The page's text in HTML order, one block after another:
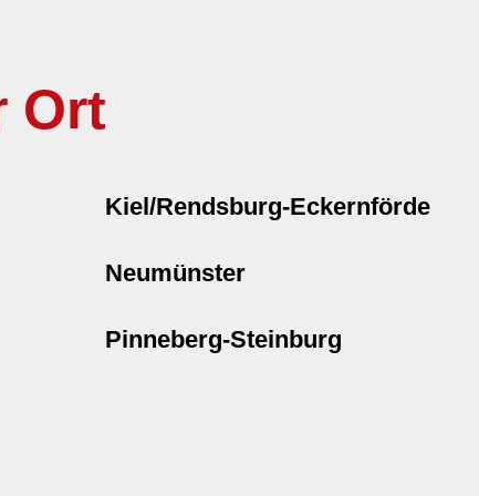
Ort
Kiel/Rendsburg-Eckernförde
Neumünster
Pinneberg-Steinburg